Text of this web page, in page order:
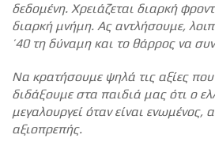
δεδομένη. Χρειάζεται διαρκή
διαρκή μνήμη. Ας αντλήσουμε,
’40 τη δύναμη και το θάρρος να
Να κρατήσουμε ψηλά τις αξίες
διδάξουμε στα παιδιά μας ότι ο
μεγαλουργεί όταν είναι ενωμένος,
αξιοπρεπής.